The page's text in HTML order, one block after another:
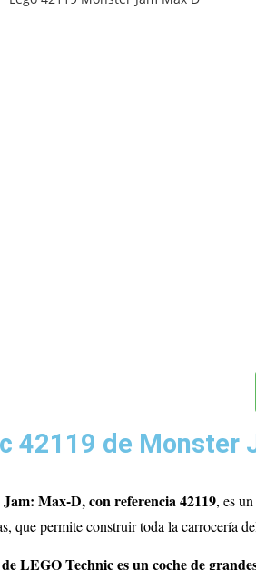
42119 de Monster
Max-D, con referencia 42119, es
que permite construir toda la carrocería
LEGO Technic es un coche de